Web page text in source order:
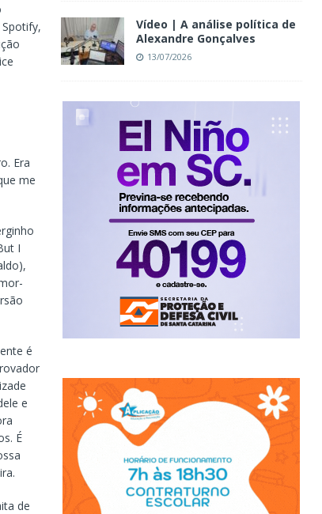
Era
me
I
é
e
É
de
Vídeo | A análise política de
Alexandre Gonçalves
13/07/2026